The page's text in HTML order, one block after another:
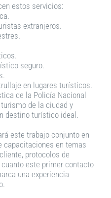
estos servicios:
extranjeros.
seguro.
en lugares turísticos.
de la Policía Nacional
de la ciudad y
destino turístico ideal.
este trabajo conjunto en
capacitaciones en temas
protocolos de
este primer contacto
una experiencia